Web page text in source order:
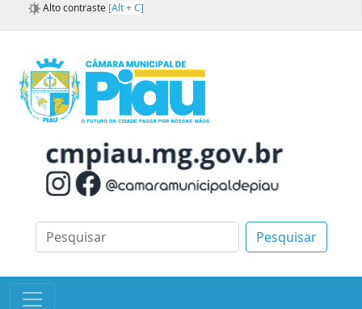
Alto contraste [Alt + C]
Pesquisar